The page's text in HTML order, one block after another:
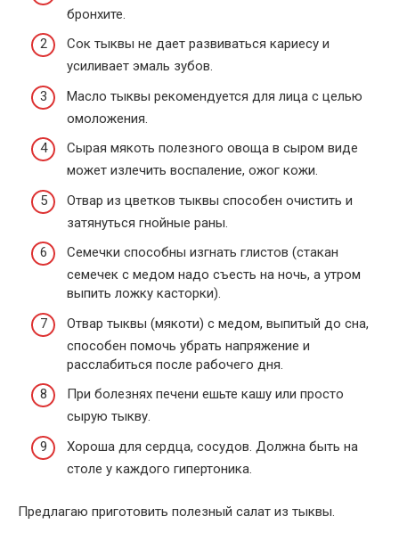
бронхите.
Сок тыквы не дает развиваться кариесу и
усиливает эмаль зубов.
Масло тыквы рекомендуется для лица с целью
омоложения.
Сырая мякоть полезного овоща в сыром виде
может излечить воспаление, ожог кожи.
Отвар из цветков тыквы способен очистить и
затянуться гнойные раны.
Семечки способны изгнать глистов (стакан
семечек с медом надо съесть на ночь, а утром
выпить ложку касторки).
Отвар тыквы (мякоти) с медом, выпитый до сна,
способен помочь убрать напряжение и
расслабиться после рабочего дня.
При болезнях печени ешьте кашу или просто
сырую тыкву.
Хороша для сердца, сосудов. Должна быть на
столе у каждого гипертоника.
Предлагаю приготовить полезный салат из тыквы.